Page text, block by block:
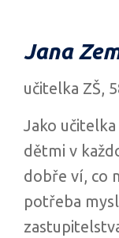
Jana
učitelka ZŠ,
Jako
dětmi v
dobře ví, co
potřeba